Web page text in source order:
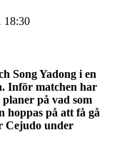
18:30
Song Yadong i en
Inför matchen har
på vad som
hoppas på att få gå
Cejudo under